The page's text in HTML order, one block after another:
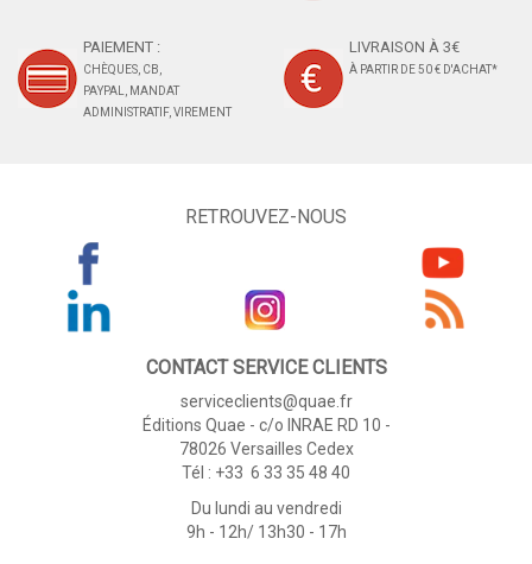
PAIEMENT :
CHÈQUES, CB,
PAYPAL, MANDAT
ADMINISTRATIF, VIREMENT
LIVRAISON À 3€
À PARTIR DE 50 € D'ACHAT*
RETROUVEZ-NOUS
CONTACT SERVICE CLIENTS
serviceclients@quae.fr
Éditions Quae - c/o INRAE RD 10 -
78026 Versailles Cedex
Tél : +33 6 33 35 48 40
Du lundi au vendredi
9h - 12h/ 13h30 - 17h